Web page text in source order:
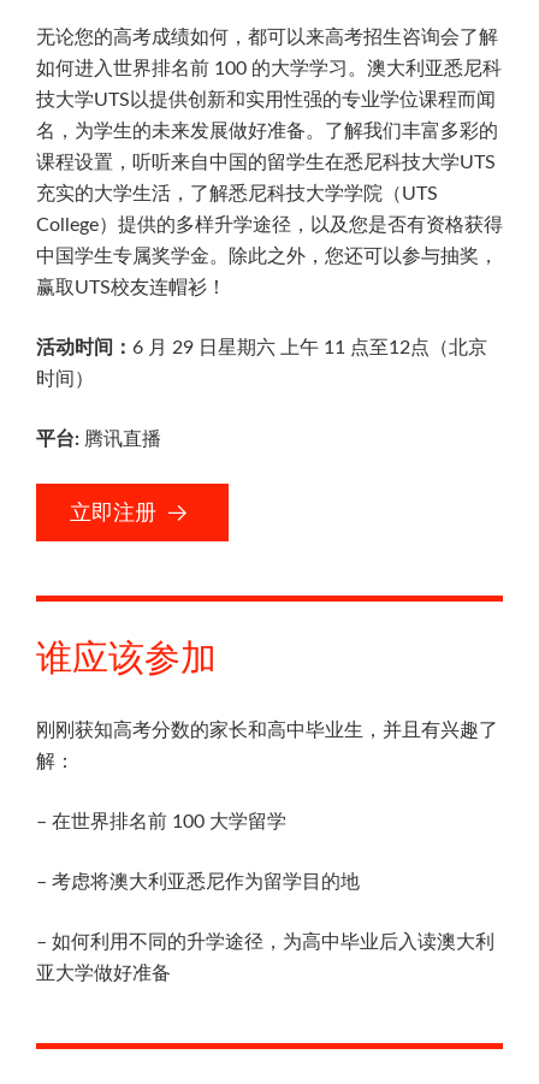
无论您的高考成绩如何，都可以来高考招生咨询会了解
如何进入世界排名前 100 的大学学习。澳大利亚悉尼科
技大学UTS以提供创新和实用性强的专业学位课程而闻
名，为学生的未来发展做好准备。了解我们丰富多彩的
课程设置，听听来自中国的留学生在悉尼科技大学UTS
充实的大学生活，了解悉尼科技大学学院（UTS
College）提供的多样升学途径，以及您是否有资格获得
中国学生专属奖学金。除此之外，您还可以参与抽奖，
赢取UTS校友连帽衫！
活动时间： 6 月 29 日星期六 上午 11 点至12点（北京
时间）
平台: 腾讯直播
立即注册立
即
册
谁应该参加
刚刚获知高考分数的家长和高中毕业生，并且有兴趣了
解：
– 在世界排名前 100 大学留学
– 考虑将澳大利亚悉尼作为留学目的地
– 如何利用不同的升学途径，为高中毕业后入读澳大利
亚大学做好准备